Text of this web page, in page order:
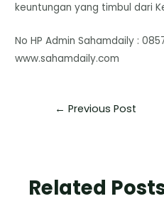
keuntungan yang timbul dari
No HP Admin Sahamdaily :
www.sahamdaily.com
← Previous Post
Related